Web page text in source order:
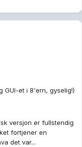
GUI-et i 8'ern, gyselig!)
versjon er fullstendig
fortjener en
det var...